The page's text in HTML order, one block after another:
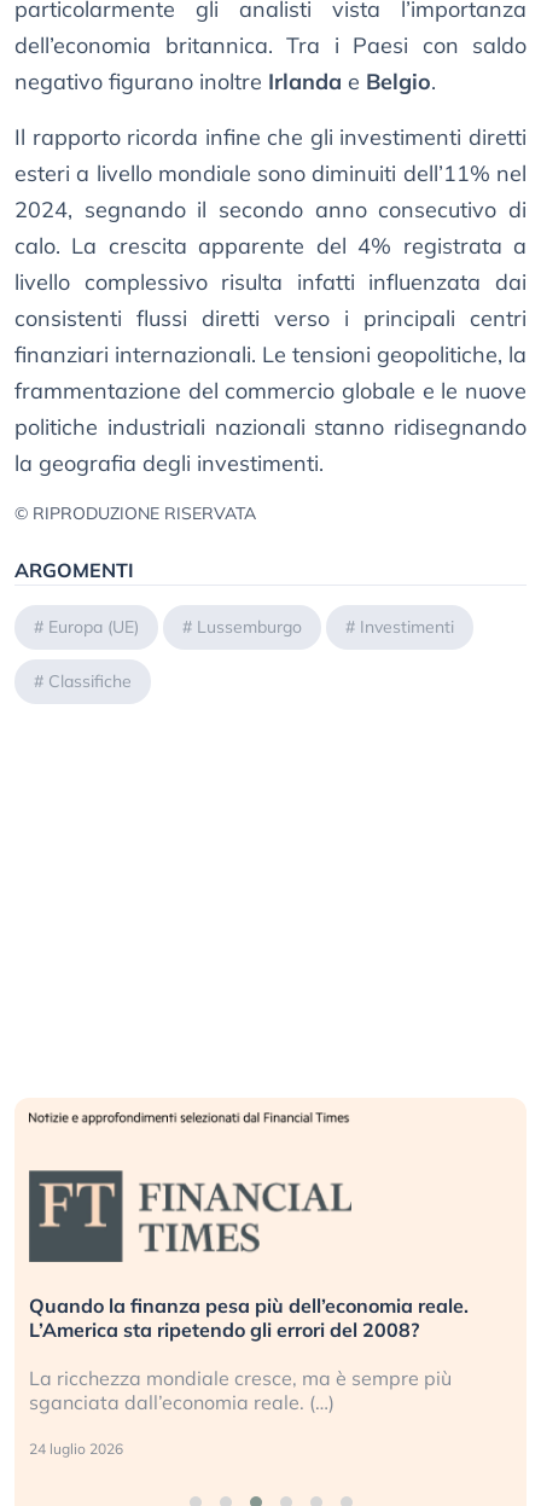
particolarmente gli analisti vista l’importanza
dell’economia britannica. Tra i Paesi con saldo
negativo figurano inoltre Irlanda e Belgio.
Il rapporto ricorda infine che gli investimenti diretti
esteri a livello mondiale sono diminuiti dell’11% nel
2024, segnando il secondo anno consecutivo di
calo. La crescita apparente del 4% registrata a
livello complessivo risulta infatti influenzata dai
consistenti flussi diretti verso i principali centri
finanziari internazionali. Le tensioni geopolitiche, la
frammentazione del commercio globale e le nuove
politiche industriali nazionali stanno ridisegnando
la geografia degli investimenti.
© RIPRODUZIONE RISERVATA
ARGOMENTI
# Europa (UE) # Lussemburgo # Investimenti
# Classifiche
Quando la finanza pesa più dell’economia reale.
L’America sta ripetendo gli errori del 2008?
La ricchezza mondiale cresce, ma è sempre più
sganciata dall’economia reale. (…)
24 luglio 2026